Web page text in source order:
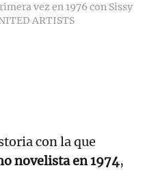
vez en 1976 con Sissy
ARTISTS
con la que
novelista en 1974,